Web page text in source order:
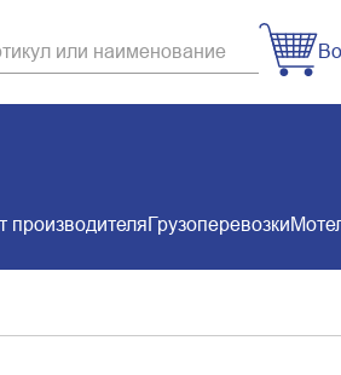
производителяГрузоперевозки